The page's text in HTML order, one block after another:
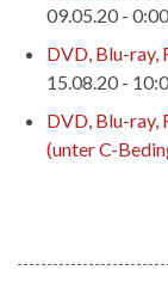
09.05.20 - 0:00
DVD, Blu-ray,
15.08.20 -
DVD, Blu-ray,
(unter C-